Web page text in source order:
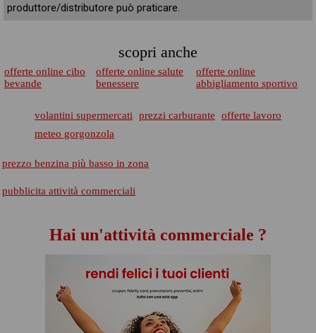
produttore/distributore può praticare.
scopri anche
offerte online cibo
bevande
offerte online salute
benessere
offerte online
abbigliamento sportivo
volantini supermercati prezzi carburante
offerte lavoro
meteo gorgonzola
prezzo benzina più basso in zona
pubblicita attività commerciali
Hai un'attività commerciale ?